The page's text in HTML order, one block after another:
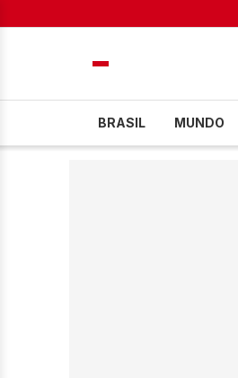
BRASIL MUNDO